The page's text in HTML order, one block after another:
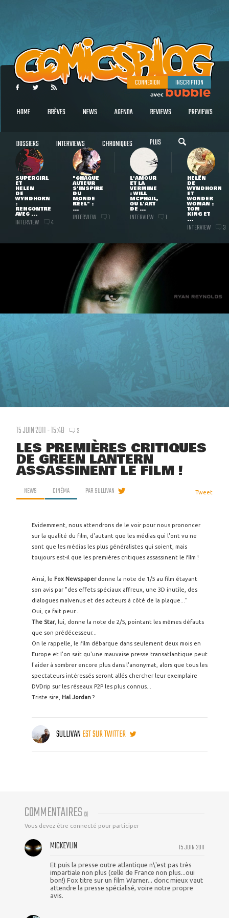
CONNEXION INSCRIPTION
HOME BRÈVES NEWS AGENDA REVIEWS PREVIEWS
DOSSIERS INTERVIEWS CHRONIQUES PLUS
SUPERGIRL
ET
HELEN
DE
WYNDHORN
:
RENCONTRE
AVEC ...
INTERVIEW 4
"CHAQUE
AUTEUR
S'INSPIRE
DU
MONDE
RÉEL" :
...
INTERVIEW 1
L'AMOUR
ET LA
VERMINE
: WILL
MCPHAIL,
OU L'ART
DE ...
INTERVIEW 1
HELEN
DE
WYNDHORN
ET
WONDER
WOMAN :
TOM
KING ET
...
INTERVIEW 3
15 JUIN 2011 - 15:48 3
LES PREMIÈRES CRITIQUES
DE GREEN LANTERN
ASSASSINENT LE FILM !
NEWS CINÉMA PARSULLIVAN Tweet
Evidemment, nous attendrons de le voir pour nous prononcer
sur la qualité du film, d'autant que les médias qui l'ont vu ne
sont que les médias les plus généralistes qui soient, mais
toujours est-il que les premières critiques assassinent le film !
Ainsi, le Fox Newspaper donne la note de 1/5 au film étayant
son avis par "des effets spéciaux affreux, une 3D inutile, des
dialogues malvenus et des acteurs à côté de la plaque..."
Oui, ça fait peur...
The Star, lui, donne la note de 2/5, pointant les mêmes défauts
que son prédécesseur...
On le rappelle, le film débarque dans seulement deux mois en
Europe et l'on sait qu'une mauvaise presse transatlantique peut
l'aider à sombrer encore plus dans l'anonymat, alors que tous les
spectateurs intéressés seront allés chercher leur exemplaire
DVDrip sur les réseaux P2P les plus connus...
Triste sire,
Hal Jordan ?
SULLIVANEST SUR TWITTER
COMMENTAIRES (3)
Vous devez être connecté pour participer
15 JUIN 2011
MICKEYLIN
Et puis la presse outre atlantique n\'est pas très
impartiale non plus (celle de France non plus...oui
bon!) Fox titre sur un film Warner... donc mieux vaut
attendre la presse spécialisé, voire notre propre
avis.